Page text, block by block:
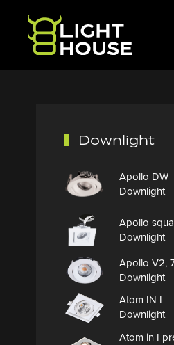
Skip to main content
Downlight
Apollo DW
Downlight
Apollo
Downlight
Apollo V2,
Downlight
Atom IN I
Downlight
Atom in I